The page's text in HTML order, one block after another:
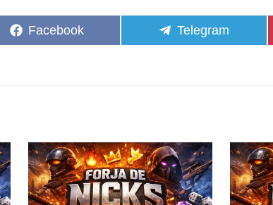
Share
on
Facebook
Share
on
Telegram